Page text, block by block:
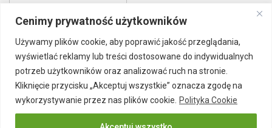
Cenimy prywatność użytkowników
Używamy plików cookie, aby poprawić jakość przeglądania,
wyświetlać reklamy lub treści dostosowane do indywidualnych
potrzeb użytkowników oraz analizować ruch na stronie.
Kliknięcie przycisku „Akceptuj wszystkie” oznacza zgodę na
wykorzystywanie przez nas plików cookie. Polityka Cookie
zaangażowanie pracowników BHP